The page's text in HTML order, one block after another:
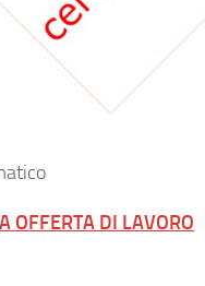
OFFERTA DI LAVORO